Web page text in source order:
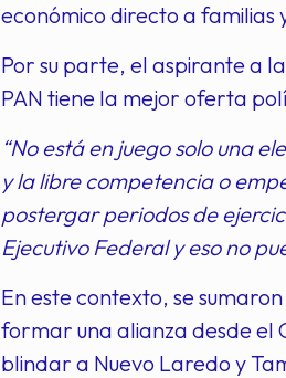
económico directo a familias
Por su parte, el aspirante a
PAN tiene la mejor oferta
“No está en juego solo una
y la libre competencia o
postergar periodos de
Ejecutivo Federal y eso no
En este contexto, se
formar una alianza desde el
blindar a Nuevo Laredo y